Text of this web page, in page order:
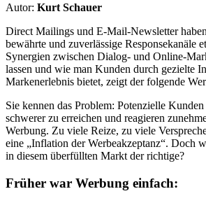
Autor: Kurt Schauer
Direct Mailings und E-Mail-Newsletter
bewährte und zuverlässige Responsekanäle
Synergien zwischen Dialog- und Online-
lassen und wie man Kunden durch gezielte
Markenerlebnis bietet, zeigt der folgende
Sie kennen das Problem: Potenzielle
schwerer zu erreichen und reagieren
Werbung. Zu viele Reize, zu viele
eine „Inflation der Werbeakzeptanz“. Doch
in diesem überfüllten Markt der richtige?
Früher war Werbung einfach: